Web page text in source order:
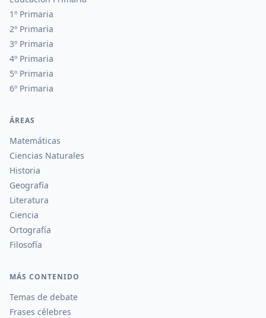
1º Primaria
2º Primaria
3º Primaria
4º Primaria
5º Primaria
6º Primaria
ÁREAS
Matemáticas
Ciencias Naturales
Historia
Geografía
Literatura
Ciencia
Ortografía
Filosofía
MÁS CONTENIDO
Temas de debate
Frases célebres